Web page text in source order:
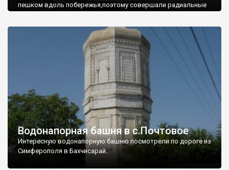
пешком вдоль побережья,поэтому совершали радиальные
Водонапорная башня в с.Почтовое
Интересную водонапорную башню посмотрели по дороге из
Симферополя в Бахчисарай.